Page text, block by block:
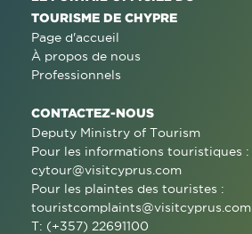
TOURISME DE CHYPRE
Page d'accueil
À propos de nous
Professionnels
CONTACTEZ-NOUS
Deputy Ministry of Tourism
Pour les informations touristiques :
cytour@visitcyprus.com
Pour les plaintes des touristes :
touristcomplaints@visitcyprus.com
T: (+357) 22691100